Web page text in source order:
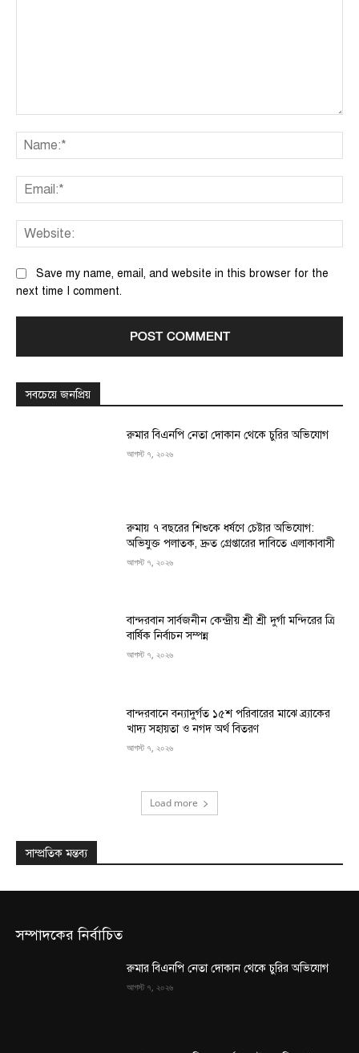
Save my name, email, and website in this browser for the
next time I comment.
সবচেয়ে জনপ্রিয়
রুমার বিএনপি নেতা দোকান থেকে চুরির অভিযোগ
আগস্ট ৭, ২০২৬
রুমায় ৭ বছরের শিশুকে ধর্ষণে চেষ্টার অভিযোগ:
অভিযুক্ত পলাতক, দ্রুত গ্রেপ্তারের দাবিতে এলাকাবাসী
আগস্ট ৭, ২০২৬
বান্দরবান সার্বজনীন কেন্দ্রীয় শ্রী শ্রী দুর্গা মন্দিরের ত্রি
বার্ষিক নির্বাচন সম্পন্ন
আগস্ট ৭, ২০২৬
বান্দরবানে বন্যাদুর্গত ১৫শ পরিবারের মাঝে ব্র্যাকের
খাদ্য সহায়তা ও নগদ অর্থ বিতরণ
আগস্ট ৭, ২০২৬
Load more
সাম্প্রতিক মন্তব্য
সম্পাদকের নির্বাচিত
রুমার বিএনপি নেতা দোকান থেকে চুরির অভিযোগ
আগস্ট ৭, ২০২৬